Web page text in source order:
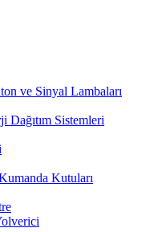
ve Sinyal Lambaları
Dağıtım Sistemleri
Kutuları